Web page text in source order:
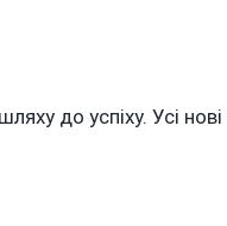
до успіху. Усі